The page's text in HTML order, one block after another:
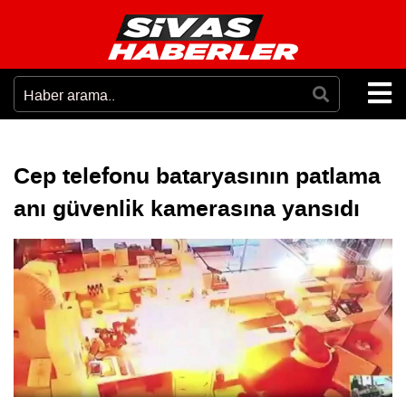
Cep telefonu bataryasının patlama
anı güvenlik kamerasına yansıdı